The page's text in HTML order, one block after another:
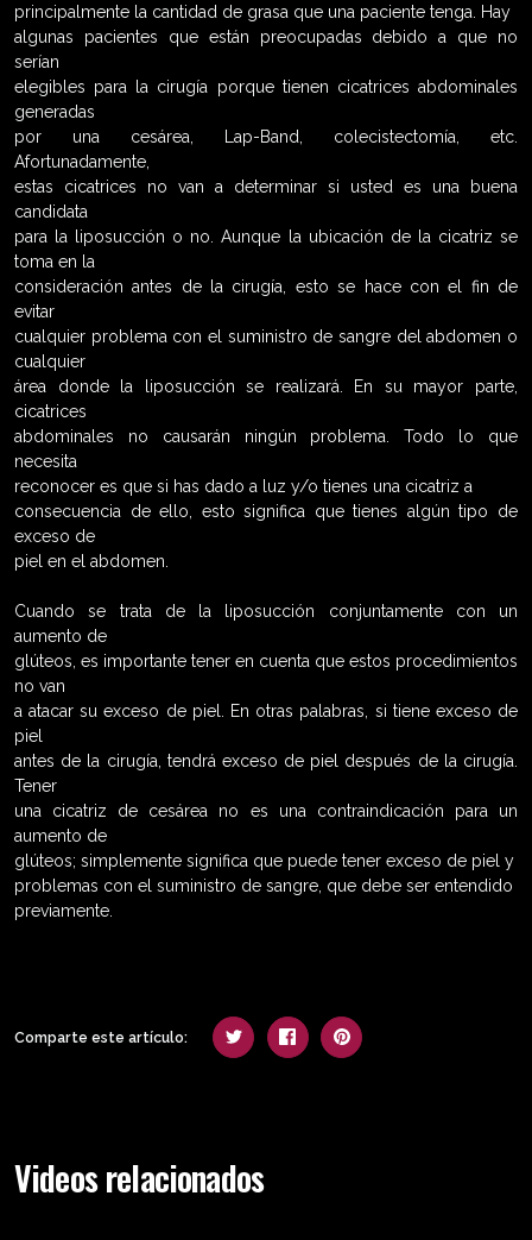
principalmente la cantidad de grasa que una paciente tenga. Hay
algunas pacientes que están preocupadas debido a que no
serían
elegibles para la cirugía porque tienen cicatrices abdominales
generadas
por una cesárea, Lap-Band, colecistectomía, etc.
Afortunadamente,
estas cicatrices no van a determinar si usted es una buena
candidata
para la liposucción o no. Aunque la ubicación de la cicatriz se
toma en la
consideración antes de la cirugía, esto se hace con el fin de
evitar
cualquier problema con el suministro de sangre del abdomen o
cualquier
área donde la liposucción se realizará. En su mayor parte,
cicatrices
abdominales no causarán ningún problema. Todo lo que
necesita
reconocer es que si has dado a luz y/o tienes una cicatriz a
consecuencia de ello, esto significa que tienes algún tipo de
exceso de
piel en el abdomen.
Cuando se trata de la liposucción conjuntamente con un
aumento de
glúteos, es importante tener en cuenta que estos procedimientos
no van
a atacar su exceso de piel. En otras palabras, si tiene exceso de
piel
antes de la cirugía, tendrá exceso de piel después de la cirugía.
Tener
una cicatriz de cesárea no es una contraindicación para un
aumento de
glúteos; simplemente significa que puede tener exceso de piel y
problemas con el suministro de sangre, que debe ser entendido
previamente.
Comparte este artículo:
Videos relacionados